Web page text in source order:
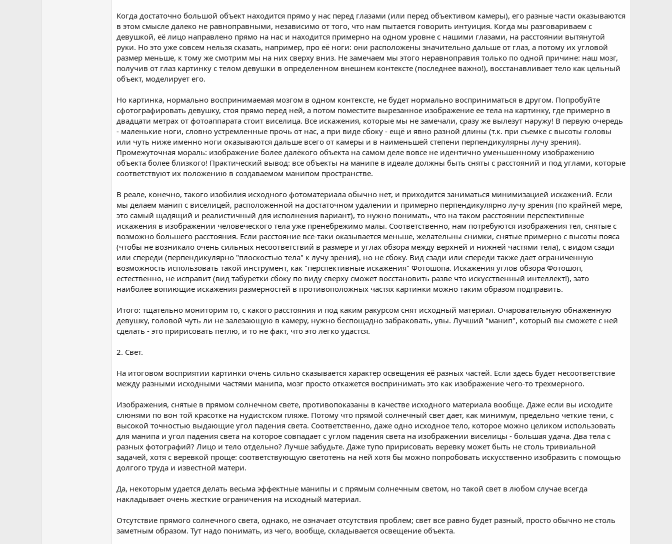
Когда достаточно большой объект находится прямо у нас перед глазами (или перед объективом камеры), его разные части оказываются
в этом смысле далеко не равноправными, независимо от того, что нам пытается говорить интуиция. Когда мы разговариваем с
девушкой, её лицо направлено прямо на нас и находится примерно на одном уровне с нашими глазами, на расстоянии вытянутой
руки. Но это уже совсем нельзя сказать, например, про её ноги: они расположены значительно дальше от глаз, а потому их угловой
размер меньше, к тому же смотрим мы на них сверху вниз. Не замечаем мы этого неравноправия только по одной причине: наш мозг,
получив от глаз картинку с телом девушки в определенном внешнем контексте (последнее важно!), восстанавливает тело как цельный
объект, моделирует его.
Но картинка, нормально воспринимаемая мозгом в одном контексте, не будет нормально восприниматься в другом. Попробуйте
сфотографировать девушку, стоя прямо перед ней, а потом поместите вырезанное изображение ее тела на картинку, где примерно в
двадцати метрах от фотоаппарата стоит виселица. Все искажения, которые мы не замечали, сразу же вылезут наружу! В первую очередь
- маленькие ноги, словно устремленные прочь от нас, а при виде сбоку - ещё и явно разной длины (т.к. при съемке с высоты головы
или чуть ниже именно ноги оказываются дальше всего от камеры и в наименьшей степени перпендикулярны лучу зрения).
Промежуточная мораль: изображение более далёкого объекта на самом деле вовсе не идентично уменьшенному изображению
объекта более близкого! Практический вывод: все объекты на манипе в идеале должны быть сняты с расстояний и под углами, которые
соответствуют их положению в создаваемом манипом пространстве.
В реале, конечно, такого изобилия исходного фотоматериала обычно нет, и приходится заниматься минимизацией искажений. Если
мы делаем манип с виселицей, расположенной на достаточном удалении и примерно перпендикулярно лучу зрения (по крайней мере,
это самый щадящий и реалистичный для исполнения вариант), то нужно понимать, что на таком расстоянии перспективные
искажения в изображении человеческого тела уже пренебрежимо малы. Соответственно, нам потребуются изображения тел, снятые с
возможно большего расстояния. Если расстояние всё-таки оказывается меньше, желательны снимки, снятые примерно с высоты пояса
(чтобы не возникало очень сильных несоответствий в размере и углах обзора между верхней и нижней частями тела), с видом сзади
или спереди (перпендикулярно "плоскостью тела" к лучу зрения), но не сбоку. Вид сзади или спереди также дает ограниченную
возможность использовать такой инструмент, как "перспективные искажения" Фотошопа. Искажения углов обзора Фотошоп,
естественно, не исправит (вид табуретки сбоку по виду сверху сможет восстановить разве что искусственный интеллект!), зато
наиболее вопиющие искажения размерностей в противоположных частях картинки можно таким образом подправить.
Итого: тщательно мониторим то, с какого расстояния и под каким ракурсом снят исходный материал. Очаровательную обнаженную
девушку, головой чуть ли не залезающую в камеру, нужно беспощадно забраковать, увы. Лучший "манип", который вы сможете с ней
сделать - это пририсовать петлю, и то не факт, что это легко удастся.
2. Свет.
На итоговом восприятии картинки очень сильно сказывается характер освещения её разных частей. Если здесь будет несоответствие
между разными исходными частями манипа, мозг просто откажется воспринимать это как изображение чего-то трехмерного.
Изображения, снятые в прямом солнечном свете, противопоказаны в качестве исходного материала вообще. Даже если вы исходите
слюнями по вон той красотке на нудистском пляже. Потому что прямой солнечный свет дает, как минимум, предельно четкие тени, с
высокой точностью выдающие угол падения света. Соответственно, даже одно исходное тело, которое можно целиком использовать
для манипа и угол падения света на которое совпадает с углом падения света на изображении виселицы - большая удача. Два тела с
разных фотографий? Лицо и тело отдельно? Лучше забудьте. Даже тупо пририсовать веревку может быть не столь тривиальной
задачей, хотя с веревкой проще: соответствующую светотень на ней хотя бы можно попробовать искусственно изобразить с помощью
долгого труда и известной матери.
Да, некоторым удается делать весьма эффектные манипы и с прямым солнечным светом, но такой свет в любом случае всегда
накладывает очень жесткие ограничения на исходный материал.
Отсутствие прямого солнечного света, однако, не означает отсутствия проблем; свет все равно будет разный, просто обычно не столь
заметным образом. Тут надо понимать, из чего, вообще, складывается освещение объекта.